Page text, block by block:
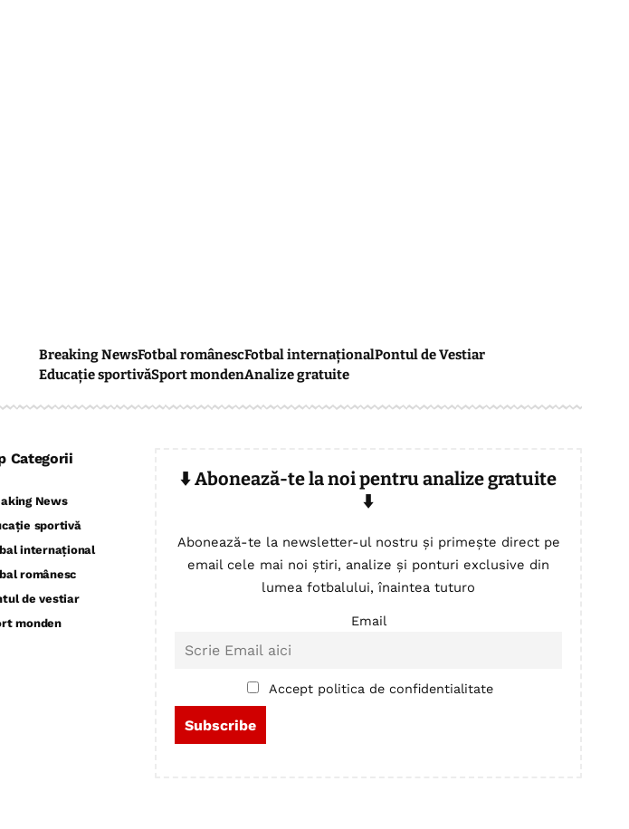
Breaking NewsFotbal românescFotbal internaționalPontul de Vestiar
Educație sportivăSport mondenAnalize gratuite
Categorii
News
sportivă
internațional
românesc
de vestiar
monden
⬇️ Abonează-te la noi pentru analize gratuite
⬇️
Abonează-te la newsletter-ul nostru și primește direct pe
email cele mai noi știri, analize și ponturi exclusive din
lumea fotbalului, înaintea tuturo
Email
Accept politica de confidentialitate